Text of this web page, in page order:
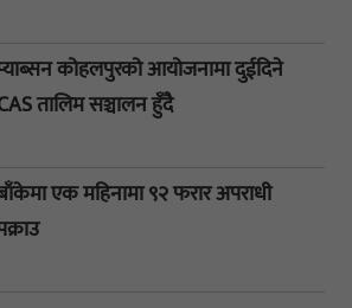
कोहलपुरको आयोजनामा दुईदिने
तालिम सञ्चालन हुँदै
एक महिनामा ९२ फरार अपराधी